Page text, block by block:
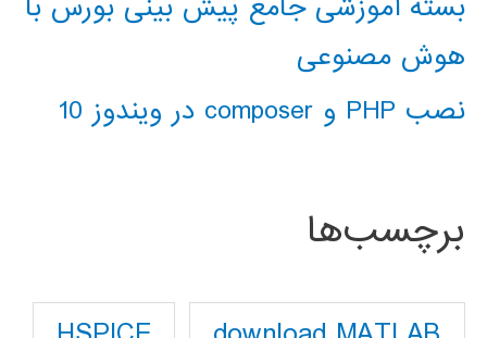
هوش مصنوعی
نصب PHP و composer در ویندوز 10
برچسب‌ها